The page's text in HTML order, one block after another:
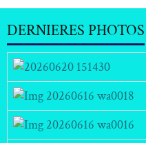
DERNIERES PHOTOS